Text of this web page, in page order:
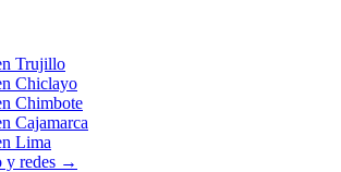
Trujillo
Chiclayo
Chimbote
Cajamarca
Lima
y redes →